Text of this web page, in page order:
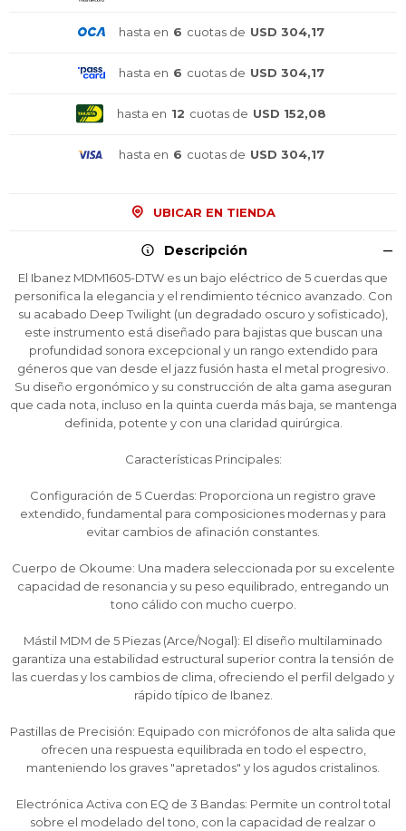
hasta en 6 cuotas de USD 304,17
hasta en 6 cuotas de USD 304,17
hasta en 12 cuotas de USD 152,08
hasta en 6 cuotas de USD 304,17
UBICAR EN TIENDA
Descripción
El Ibanez MDM1605-DTW es un bajo eléctrico de 5 cuerdas que
personifica la elegancia y el rendimiento técnico avanzado. Con
su acabado Deep Twilight (un degradado oscuro y sofisticado),
este instrumento está diseñado para bajistas que buscan una
profundidad sonora excepcional y un rango extendido para
géneros que van desde el jazz fusión hasta el metal progresivo.
Su diseño ergonómico y su construcción de alta gama aseguran
que cada nota, incluso en la quinta cuerda más baja, se mantenga
definida, potente y con una claridad quirúrgica.
Características Principales:
Configuración de 5 Cuerdas: Proporciona un registro grave
extendido, fundamental para composiciones modernas y para
evitar cambios de afinación constantes.
Cuerpo de Okoume: Una madera seleccionada por su excelente
capacidad de resonancia y su peso equilibrado, entregando un
tono cálido con mucho cuerpo.
Mástil MDM de 5 Piezas (Arce/Nogal): El diseño multilaminado
garantiza una estabilidad estructural superior contra la tensión de
las cuerdas y los cambios de clima, ofreciendo el perfil delgado y
rápido típico de Ibanez.
Pastillas de Precisión: Equipado con micrófonos de alta salida que
ofrecen una respuesta equilibrada en todo el espectro,
manteniendo los graves "apretados" y los agudos cristalinos.
Electrónica Activa con EQ de 3 Bandas: Permite un control total
sobre el modelado del tono, con la capacidad de realzar o
Después, hasta en 12
cuotas y sin tocar tu
tarjeta de crédito
¡Sumate a la forma más ágil de
comprar!
Comprá en 3 cuotas sin recargo o hasta en
12 cuotas * ¡Solo con tu cédula!
* sujeto aprobación crediticia.
Pago Después:
Cédula de identidad
Fecha de nacimiento
Mes Año
Estás calificado para comprar usando Pago
Después.
¡Tenés hasta
para comprar en las cuotas que
Elegí tus productos preferidos
Elegís Pago Después como metodo de pago
puede variar por comercio
Ups!
Parece que no tenes oferta, lamentamos
el inconveniente, por cualquier duda
contactanos en
preguntas@pagodespues.com.uy
¡Algo salió mal!
Después, hasta en 12
cuotas y sin tocar tu
tarjeta de crédito
¡Sumate a la forma más ágil de
comprar!
Comprá en 3 cuotas sin recargo o hasta en
12 cuotas * ¡Solo con tu cédula!
* sujeto aprobación crediticia.
Pago Después:
Cédula de identidad
Fecha de nacimiento
Mes Año
Estás calificado para comprar usando Pago
Después.
¡Tenés hasta
para comprar en las cuotas que
Elegí tus productos preferidos
Elegís Pago Después como metodo de pago
puede variar por comercio
Ups!
Parece que no tenes oferta, lamentamos
el inconveniente, por cualquier duda
contactanos en
preguntas@pagodespues.com.uy
¡Algo salió mal!
Después, hasta en 12
cuotas y sin tocar tu
tarjeta de crédito
¡Sumate a la forma más ágil de
comprar!
Comprá en 3 cuotas sin recargo o hasta en
12 cuotas * ¡Solo con tu cédula!
* sujeto aprobación crediticia.
Pago Después:
Cédula de identidad
Fecha de nacimiento
Mes Año
Estás calificado para comprar usando Pago
Después.
¡Tenés hasta
para comprar en las cuotas que
Elegí tus productos preferidos
Elegís Pago Después como metodo de pago
puede variar por comercio
Ups!
Parece que no tenes oferta, lamentamos
el inconveniente, por cualquier duda
contactanos en
preguntas@pagodespues.com.uy
¡Algo salió mal!